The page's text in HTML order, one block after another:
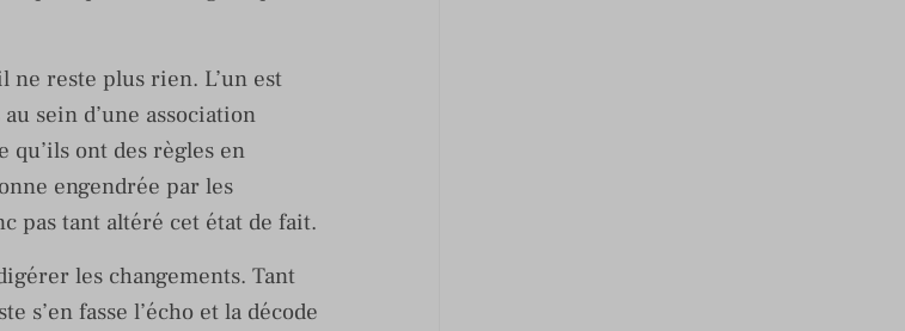
ne reste plus rien. L’un est
sein d’une association
qu’ils ont des règles en
engendrée par les
pas tant altéré cet état de fait.
les changements. Tant
s’en fasse l’écho et la décode